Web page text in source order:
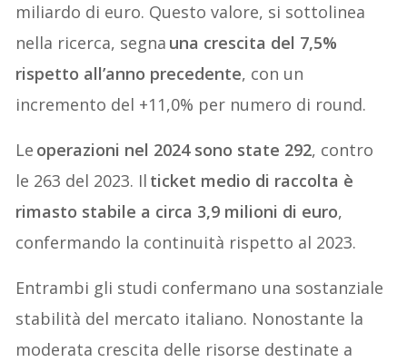
miliardo di euro. Questo valore, si sottolinea
nella ricerca, segna una crescita del 7,5%
rispetto all’anno precedente, con un
incremento del +11,0% per numero di round.
Le operazioni nel 2024 sono state 292, contro
le 263 del 2023. Il ticket medio di raccolta è
rimasto stabile a circa 3,9 milioni di euro,
confermando la continuità rispetto al 2023.
Entrambi gli studi confermano una sostanziale
stabilità del mercato italiano. Nonostante la
moderata crescita delle risorse destinate a